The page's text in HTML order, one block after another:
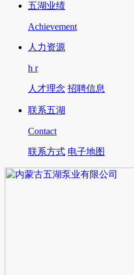
五湖业绩
Achievement
人力资源
h r
人才理念 招聘信息
联系五湖
Contact
联系方式 电子地图